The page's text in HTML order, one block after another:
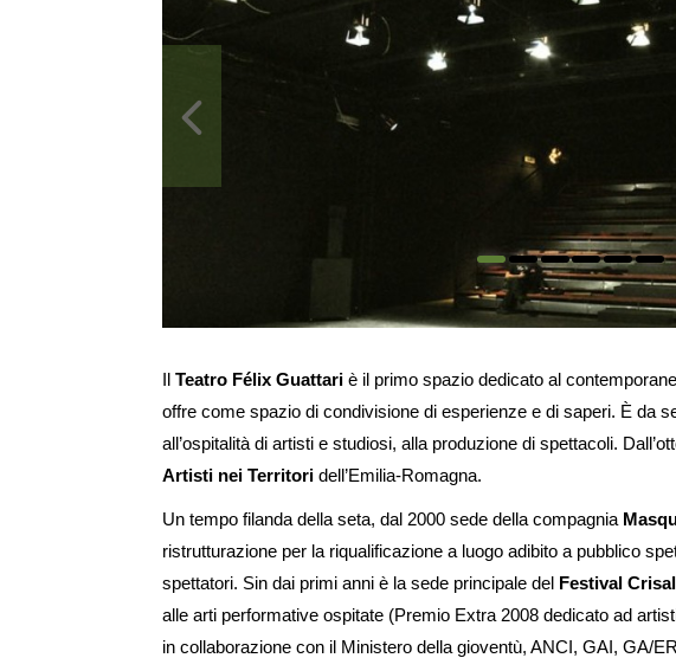
Il Teatro Félix Guattari è il primo spazio dedicato al
offre come spazio di condivisione di esperienze e di saperi. È da
all’ospitalità di artisti e studiosi, alla produzione di spettacoli.
Artisti nei Territori dell’Emilia-Romagna.
Un tempo filanda della seta, dal 2000 sede della compagnia
ristrutturazione per la riqualificazione a luogo adibito a pubblico
spettatori. Sin dai primi anni è la sede principale del Festival
alle arti performative ospitate (Premio Extra 2008 dedicato ad
in collaborazione con il Ministero della gioventù, ANCI, GAI, GA/